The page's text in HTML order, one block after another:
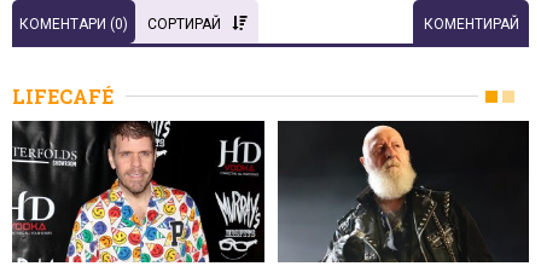
КОМЕНТАРИ (0) СОРТИРАЙ КОМЕНТИРАЙ
LIFECAFÉ